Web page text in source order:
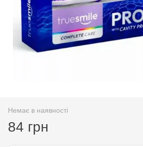
Немає в наявності
84 грн